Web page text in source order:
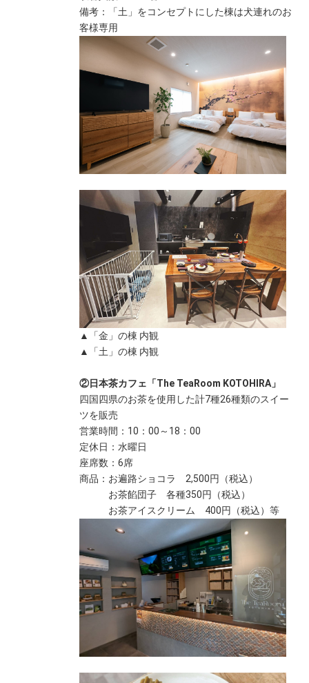
備考：「土」をコンセプトにした棟は犬連れのお
客様専用
▲「金」の棟 内観
▲「土」の棟 内観
②日本茶カフェ「The TeaRoom KOTOHIRA」
四国四県のお茶を使用した計7種26種類のスイー
ツを販売
営業時間：10：00～18：00
定休日：水曜日
座席数：6席
商品：お遍路ショコラ 2,500円（税込）
お茶餡団子 各種350円（税込）
お茶アイスクリーム 400円（税込）等